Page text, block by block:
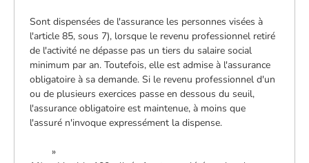
Sont dispensées de l'assurance les personnes visées à
l'article 85, sous 7), lorsque le revenu professionnel retiré
de l'activité ne dépasse pas un tiers du salaire social
minimum par an. Toutefois, elle est admise à l'assurance
obligatoire à sa demande. Si le revenu professionnel d'un
ou de plusieurs exercices passe en dessous du seuil,
l'assurance obligatoire est maintenue, à moins que
l'assuré n'invoque expressément la dispense.
»